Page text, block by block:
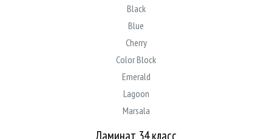
Black
Blue
Cherry
Color Block
Emerald
Lagoon
Marsala
Ламинат 34 класс